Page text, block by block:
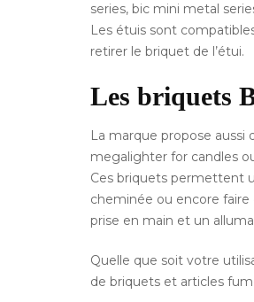
series, bic mini metal
Les étuis sont
retirer le briquet de l’étui.
Les briquets
La marque propose
megalighter for candles
Ces briquets permettent
cheminée ou encore faire
prise en main et un
Quelle que soit votre
de briquets et articles